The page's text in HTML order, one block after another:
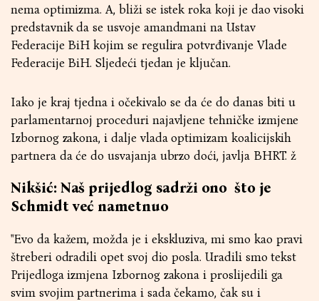
nema optimizma. A, bliži se istek roka koji je dao visoki
predstavnik da se usvoje amandmani na Ustav
Federacije BiH kojim se regulira potvrđivanje Vlade
Federacije BiH. Sljedeći tjedan je ključan.
Iako je kraj tjedna i očekivalo se da će do danas biti u
parlamentarnoj proceduri najavljene tehničke izmjene
Izbornog zakona, i dalje vlada optimizam koalicijskih
partnera da će do usvajanja ubrzo doći, javlja BHRT. ž
Nikšić: Naš prijedlog sadrži ono što je
Schmidt već nametnuo
"Evo da kažem, možda je i ekskluziva, mi smo kao pravi
štreberi odradili opet svoj dio posla. Uradili smo tekst
Prijedloga izmjena Izbornog zakona i proslijedili ga
svim svojim partnerima i sada čekamo, čak su i